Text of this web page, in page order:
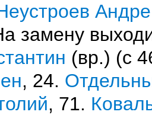
замену
(вр.) (с
, 24.
, 71.